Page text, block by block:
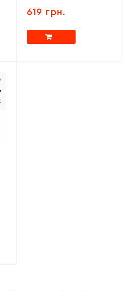
619 грн.